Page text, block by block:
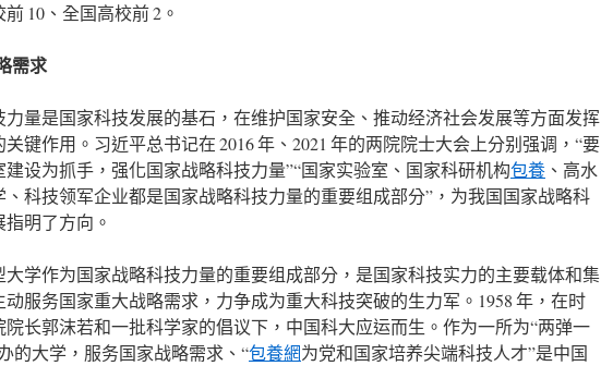
10、全国高校前 2。
需求
力量是国家科技发展的基石，在维护国家安全、推动经济社会发展等方面发挥
键作用。习近平总书记在 2016 年、2021 年的两院院士大会上分别强调，“要
设为抓手，强化国家战略科技力量”“国家实验室、国家科研机构包養 、高水
、科技领军企业都是国家战略科技力量的重要组成部分”，为我国国家战略科
明了方向。
大学作为国家战略科技力量的重要组成部分，是国家科技实力的主要载体和集
动服务国家重大战略需求，力争成为重大科技突破的生力军。1958 年，在时
院长郭沫若和一批科学家的倡议下，中国科大应运而生。作为一所为“两弹一
的大学，服务国家战略需求、“包養網为党和国家培养尖端科技人才”是中国